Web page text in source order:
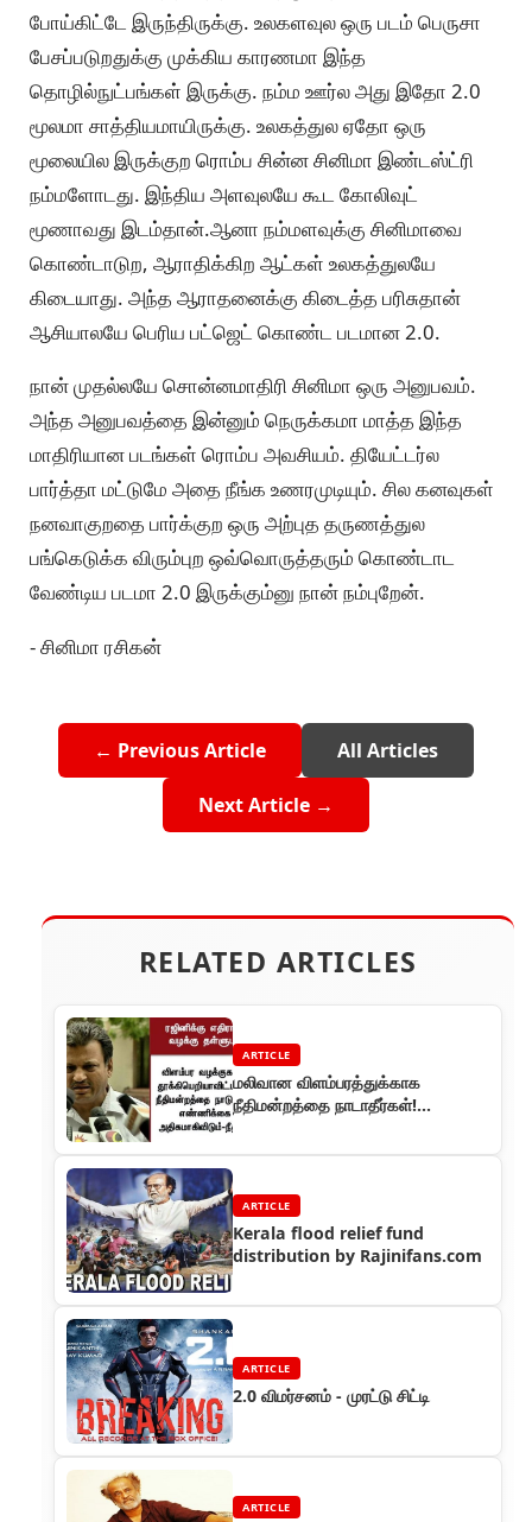
போய்கிட்டே இருந்திருக்கு. உலகளவுல ஒரு படம் பெருசா
பேசப்படுறதுக்கு முக்கிய காரணமா இந்த
தொழில்நுட்பங்கள் இருக்கு. நம்ம ஊர்ல அது இதோ 2.0
மூலமா சாத்தியமாயிருக்கு. உலகத்துல ஏதோ ஒரு
மூலையில இருக்குற ரொம்ப சின்ன சினிமா இண்டஸ்ட்ரி
நம்மளோடது. இந்திய அளவுலயே கூட கோலிவுட்
மூணாவது இடம்தான்.ஆனா நம்மளவுக்கு சினிமாவை
கொண்டாடுற, ஆராதிக்கிற ஆட்கள் உலகத்துலயே
கிடையாது. அந்த ஆராதனைக்கு கிடைத்த பரிசுதான்
ஆசியாலயே பெரிய பட்ஜெட் கொண்ட படமான 2.0.
நான் முதல்லயே சொன்னமாதிரி சினிமா ஒரு அனுபவம்.
அந்த அனுபவத்தை இன்னும் நெருக்கமா மாத்த இந்த
மாதிரியான படங்கள் ரொம்ப அவசியம். தியேட்டர்ல
பார்த்தா மட்டுமே அதை நீங்க உணரமுடியும். சில கனவுகள்
நனவாகுறதை பார்க்குற ஒரு அற்புத தருணத்துல
பங்கெடுக்க விரும்புற ஒவ்வொருத்தரும் கொண்டாட
வேண்டிய படமா 2.0 இருக்கும்னு நான் நம்புறேன்.
- சினிமா ரசிகன்
← Previous Article All Articles
Next Article →
RELATED ARTICLES
ARTICLE
மலிவான விளம்பரத்துக்காக
நீதிமன்றத்தை நாடாதீர்கள்!
தள்ளுபடி
ARTICLE
Kerala flood relief fund
distribution by Rajinifans.com
ARTICLE
2.0 விமர்சனம் - முரட்டு சிட்டி
ARTICLE